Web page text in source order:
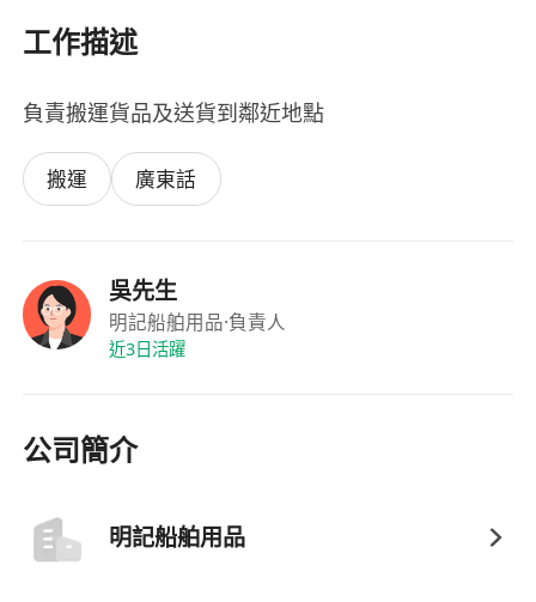
工作描述
負責搬運貨品及送貨到鄰近地點
搬運 廣東話
吳先生
明記船舶用品·負責人
近3日活躍
公司簡介
明記船舶用品